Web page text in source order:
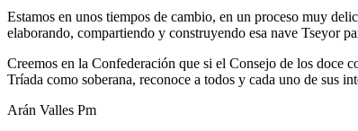
Estamos en unos tiempos de cambio, en un proceso muy
elaborando, compartiendo y construyendo esa nave Tseyor
Creemos en la Confederación que si el Consejo de los doce
Tríada como soberana, reconoce a todos y cada uno de sus
Arán Valles Pm